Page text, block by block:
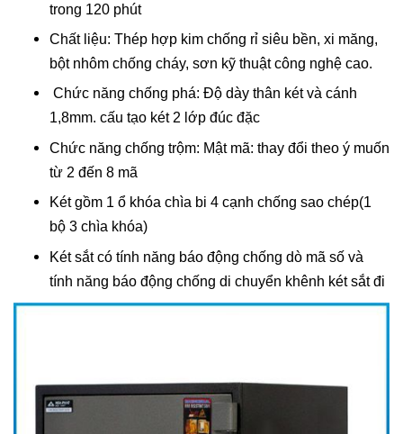
trong 120 phút
Chất liệu: Thép hợp kim chống rỉ siêu bền, xi măng,
bột nhôm chống cháy, sơn kỹ thuật công nghệ cao.
Chức năng chống phá: Độ dày thân két và cánh
1,8mm. cấu tạo két 2 lớp đúc đặc
Chức năng chống trộm: Mật mã: thay đổi theo ý muốn
từ 2 đến 8 mã
Két gồm 1 ổ khóa chìa bi 4 cạnh chống sao chép(1
bộ 3 chìa khóa)
Két sắt có tính năng báo động chống dò mã số và
tính năng báo động chống di chuyển khênh két sắt đi